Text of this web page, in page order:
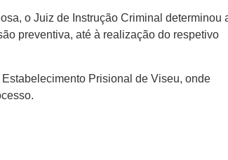
o Juiz de Instrução Criminal determinou
preventiva, até à realização do respetivo
Prisional de Viseu, onde